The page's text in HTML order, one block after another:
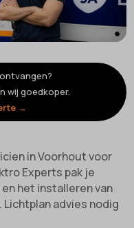
wij goedkoper.
→
in Voorhout voor
Experts pak je
het installeren van
Lichtplan advies nodig